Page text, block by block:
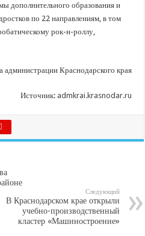
дополнительного образования и
по 22 направлениям, в том
рок-н-роллу,
администрации Краснодарского края
Источник: admkrai.krasnodar.ru
Следующий
В Краснодарском крае открыли
учебно-производственный
кластер «Машиностроение»